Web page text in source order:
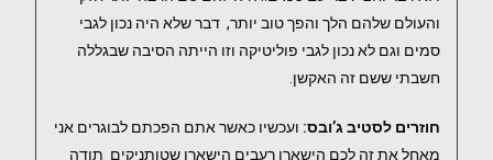
והעולם שלהם הלך והפך טוב יותר, דבר שלא היה נכון לגבי
סמים וגם לא נכון לגבי פוליטיקה וזו הייתה הסיבה שבגללה
חשבתי ששם זה האקשן.
חוזרים לסטיב ג’ובס: ועכשיו כאשר אתם הפכתם לבוגרים אני
מאחל את זה לכם הישארו רעבים הישארו שטותניקים תודה